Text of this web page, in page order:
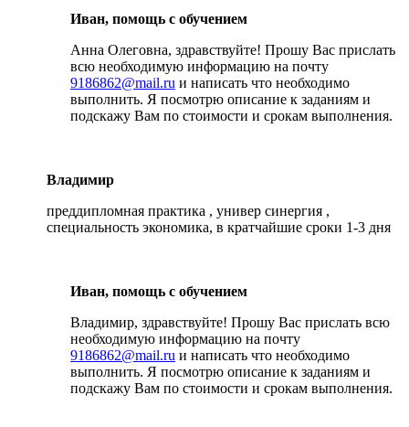
Иван, помощь с обучением
Анна Олеговна, здравствуйте! Прошу Вас прислать
всю необходимую информацию на почту
9186862@mail.ru и написать что необходимо
выполнить. Я посмотрю описание к заданиям и
подскажу Вам по стоимости и срокам выполнения.
Владимир
преддипломная практика , универ синергия ,
специальность экономика, в кратчайшие сроки 1-3 дня
Иван, помощь с обучением
Владимир, здравствуйте! Прошу Вас прислать всю
необходимую информацию на почту
9186862@mail.ru и написать что необходимо
выполнить. Я посмотрю описание к заданиям и
подскажу Вам по стоимости и срокам выполнения.